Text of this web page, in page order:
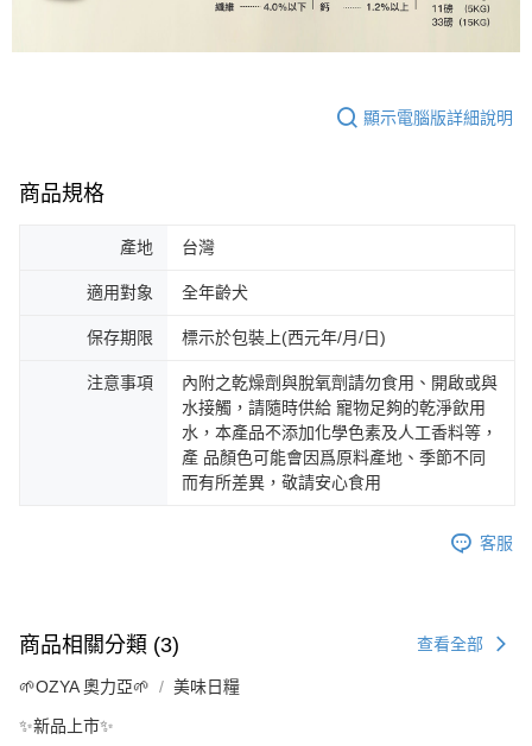
顯示電腦版詳細說明
商品規格
產地 台灣
適用對象 全年齡犬
保存期限 標示於包裝上(西元年/月/日)
注意事項
內附之乾燥劑與脫氧劑請勿食用、開啟或與
水接觸，請隨時供給 寵物足夠的乾淨飲用
水，本產品不添加化學色素及人工香料等，
產 品顏色可能會因爲原料產地、季節不同
而有所差異，敬請安心食用
客服
商品相關分類 (3) 查看全部
🌱OZYA 奧力亞🌱 美味日糧
✨新品上市✨